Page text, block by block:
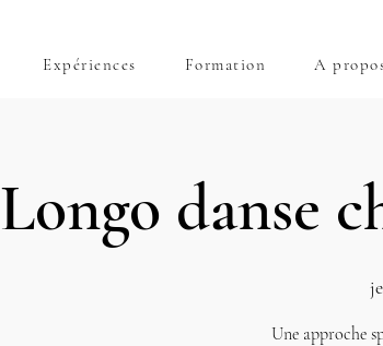
Expériences Formation A
Longo danse
Une approche